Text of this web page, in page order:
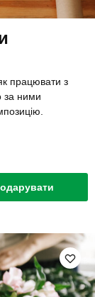
працювати з
за ними